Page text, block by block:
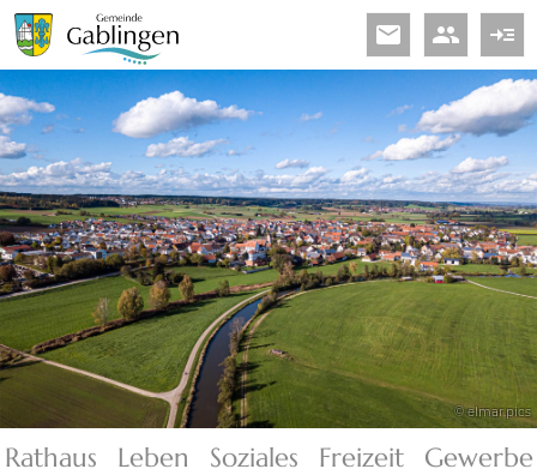
read_more
people
email
© elmar.pics
Rathaus Leben Soziales Freizeit Gewerbe